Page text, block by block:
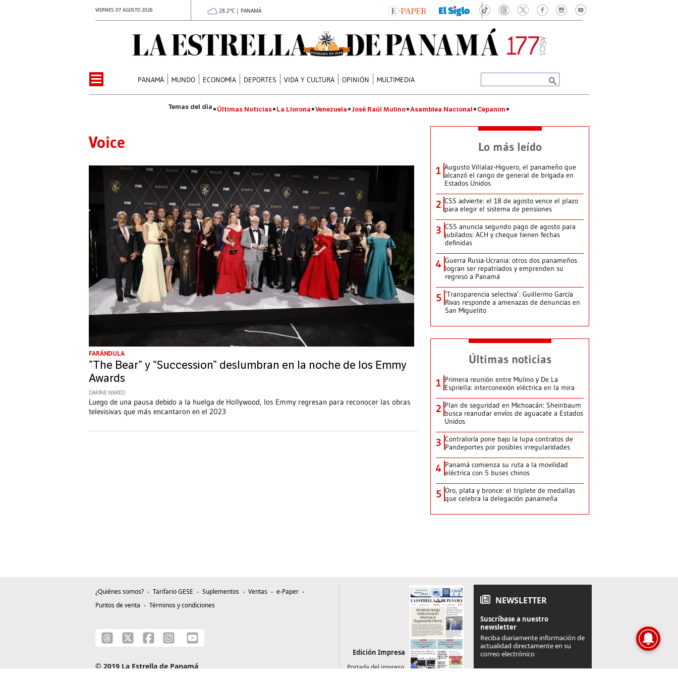
VIERNES 07 AGOSTO 2026 28.2°C | PANAMÁ
PANAMÁ MUNDO ECONOMÍA DEPORTES VIDA Y CULTURA OPINIÓN MULTIMEDIA
Últimas Noticias La Llorona Venezuela José Raúl Mulino Asamblea Nacional Cepanim
Voice
FARÁNDULA
”The Bear” y “Succession” deslumbran en la noche de los Emmy
Awards
DARINE WAKED
Luego de una pausa debido a la huelga de Hollywood, los Emmy regresan para reconocer las obras
televisivas que más encantaron en el 2023
Lo más leído
1 Augusto Villalaz-Higuero, el panameño que
alcanzó el rango de general de brigada en
Estados Unidos
2 CSS advierte: el 18 de agosto vence el plazo
para elegir el sistema de pensiones
3 CSS anuncia segundo pago de agosto para
jubilados: ACH y cheque tienen fechas
definidas
4 Guerra Rusia-Ucrania: otros dos panameños
logran ser repatriados y emprenden su
regreso a Panamá
5 ‘Transparencia selectiva’: Guillermo García
Rivas responde a amenazas de denuncias en
San Miguelito
Últimas noticias
1 Primera reunión entre Mulino y De La
Espriella: interconexión eléctrica en la mira
2 Plan de seguridad en Michoacán: Sheinbaum
busca reanudar envíos de aguacate a Estados
Unidos
3 Contraloría pone bajo la lupa contratos de
Pandeportes por posibles irregularidades
4 Panamá comienza su ruta a la movilidad
eléctrica con 5 buses chinos
5 Oro, plata y bronce: el triplete de medallas
que celebra la delegación panameña
¿Quiénes somos? Tarifario GESE Suplementos Ventas
e-Paper
Puntos de venta
Términos y condiciones
© 2019 La Estrella de Panamá
Edición Impresa
Portada del impreso
NEWSLETTER
Suscríbase a nuestro
newsletter
Reciba diariamente información de
actualidad directamente en su
correo electrónico